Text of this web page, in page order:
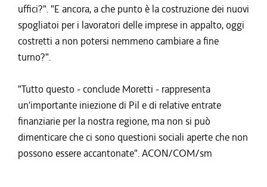
uffici?". "E ancora, a che punto è la costruzione dei nuovi
spogliatoi per i lavoratori delle imprese in appalto, oggi
costretti a non potersi nemmeno cambiare a fine
turno?".
"Tutto questo - conclude Moretti - rappresenta
un'importante iniezione di Pil e di relative entrate
finanziarie per la nostra regione, ma non si può
dimenticare che ci sono questioni sociali aperte che non
possono essere accantonate". ACON/COM/sm